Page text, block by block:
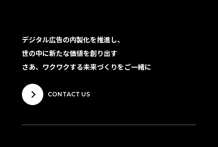
デジタル広告の内製化を推進し、
世の中に新たな価値を創り出す
さあ、ワクワクする未来づくりをご一緒に
CONTACT US